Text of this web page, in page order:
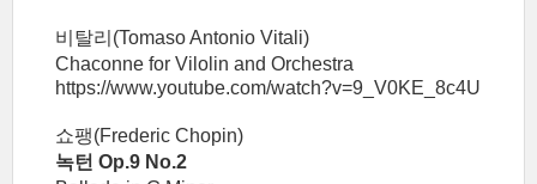
비탈리(Tomaso Antonio Vitali)
Chaconne for Vilolin and Orchestra
https://www.youtube.com/watch?v=9_V0KE_8c4U
쇼팽(Frederic Chopin)
녹턴 Op.9 No.2